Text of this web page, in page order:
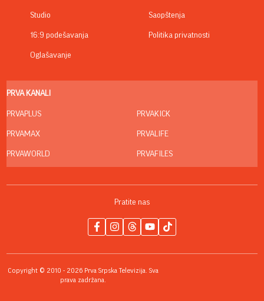
Studio
16:9 podešavanja
Oglašavanje
Saopštenja
Politika privatnosti
PRVA KANALI
PRVAPLUS
PRVAMAX
PRVAWORLD
PRVAKICK
PRVALIFE
PRVAFILES
Pratite nas
Copyright © 2010 - 2026 Prva Srpska Televizija. Sva
prava zadržana.